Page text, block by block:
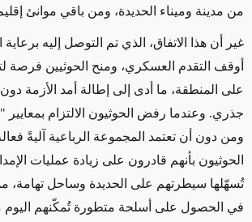
من مدينة وميناء الحديدة، ومن باقي موانئ
غير أن هذا الاتفاق، الذي تم التوصل إليه برعاية
أوقف التقدم العسكري، ومنح الحوثيين فرصة
على المنطقة، ما أدى إلى إطالة أمد الأزمة
جذري. وعندما رفض الحوثيون الالتزام بمعايير
ومن دون أن تعتمد المجموعة الرباعية آليةً
الحوثيون بأنهم قادرون على زيادة عمليات
تُسهّلها سيطرتهم على الحديدة وساحل تهامة،
في الحصول على أسلحة متطورة تُمكّنهم